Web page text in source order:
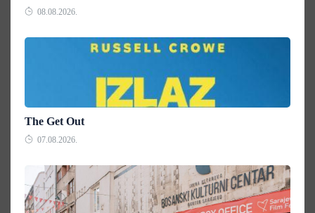
08.08.2026.
The Get Out
07.08.2026.